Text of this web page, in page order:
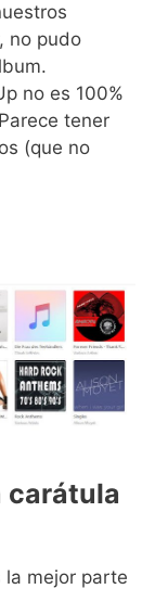
no pudo
no es 100%
tener
(que no
carátula
la mejor parte